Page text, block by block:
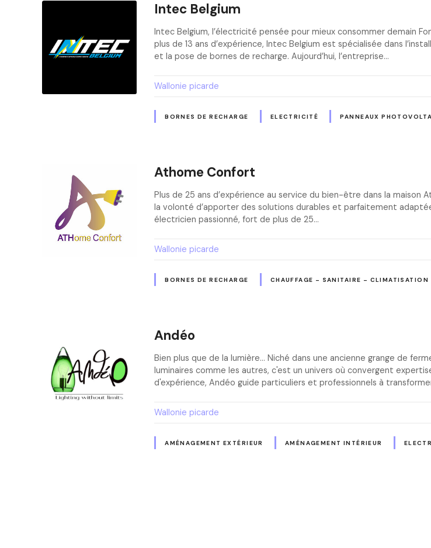
Intec Belgium
Intec Belgium, l’électricité pensée pour mieux consommer demain
plus de 13 ans d’expérience, Intec Belgium est spécialisée dans
et la pose de bornes de recharge. Aujourd’hui, l’entreprise…
Wallonie picarde
BORNES DE RECHARGE ELECTRICITÉ PANNEAUX
Athome Confort
Plus de 25 ans d’expérience au service du bien-être dans la
la volonté d’apporter des solutions durables et parfaitement
électricien passionné, fort de plus de 25…
Wallonie picarde
BORNES DE RECHARGE CHAUFFAGE – SANITAIRE – CLIMATISATION
Andéo
Bien plus que de la lumière… Niché dans une ancienne grange de
luminaires comme les autres, c'est un univers où convergent
d'expérience, Andéo guide particuliers et professionnels à
Wallonie picarde
AMÉNAGEMENT EXTÉRIEUR AMÉNAGEMENT INTÉRIEUR